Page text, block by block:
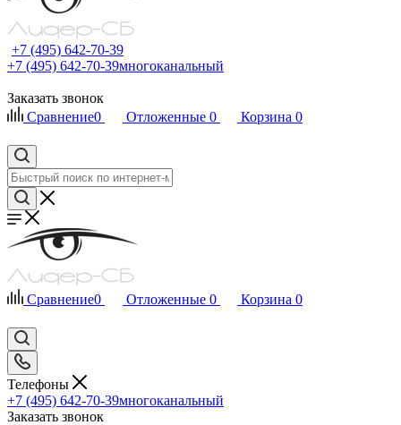
+7 (495) 642-70-39
+7 (495) 642-70-39многоканальный
Заказать звонок
Сравнение0 Отложенные 0 Корзина 0
Сравнение0 Отложенные 0 Корзина 0
Телефоны
+7 (495) 642-70-39многоканальный
Заказать звонок